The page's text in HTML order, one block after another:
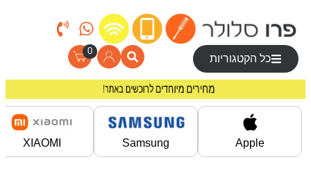
כל הקטגוריות
0
משלוח חינם בקניה מעל 200 ₪
מחירים מיוחדים לרוכשים באתר!
Apple
Samsung
XIAOMI